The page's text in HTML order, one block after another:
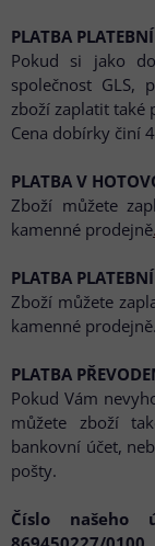
PLATBA
Pokud si jako
společnost GLS,
zboží zaplatit také
Cena dobírky činí
PLATBA V
Zboží můžete
kamenné prodejně.
PLATBA
Zboží můžete
kamenné prodejně.
PLATBA
Pokud Vám
můžete zboží
bankovní účet,
pošty.
Číslo